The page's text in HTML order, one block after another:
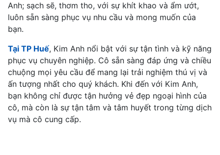
Anh; sạch sẽ, thơm tho, với sự khít khao và ẩm ướt,
luôn sẵn sàng phục vụ nhu cầu và mong muốn của
bạn.
Tại TP Huế, Kim Anh nổi bật với sự tận tình và kỹ năng
phục vụ chuyên nghiệp. Cô sẵn sàng đáp ứng và chiều
chuộng mọi yêu cầu để mang lại trải nghiệm thú vị và
ấn tượng nhất cho quý khách. Khi đến với Kim Anh,
bạn không chỉ được tận hưởng vẻ đẹp ngoại hình của
cô, mà còn là sự tận tâm và tâm huyết trong từng dịch
vụ mà cô cung cấp.